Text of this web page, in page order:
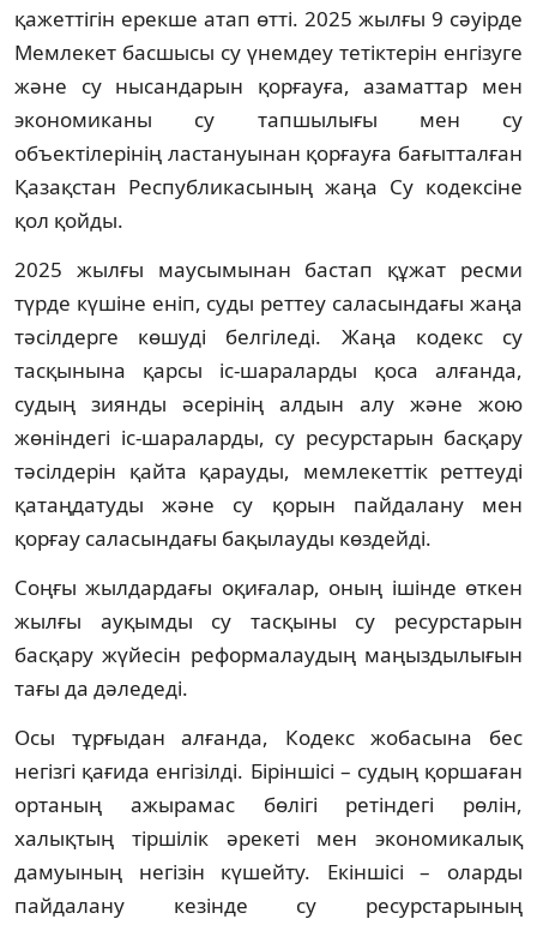
қажеттігін ерекше атап өтті. 2025 жылғы 9 сәуірде
Мемлекет басшысы су үнемдеу тетіктерін енгізуге
және су нысандарын қорғауға, азаматтар мен
экономиканы су тапшылығы мен су
объектілерінің ластануынан қорғауға бағытталған
Қазақстан Республикасының жаңа Су кодексіне
қол қойды.
2025 жылғы маусымынан бастап құжат ресми
түрде күшіне еніп, суды реттеу саласындағы жаңа
тәсілдерге көшуді белгіледі. Жаңа кодекс су
тасқынына қарсы іс-шараларды қоса алғанда,
судың зиянды әсерінің алдын алу және жою
жөніндегі іс-шараларды, су ресурстарын басқару
тәсілдерін қайта қарауды, мемлекеттік реттеуді
қатаңдатуды және су қорын пайдалану мен
қорғау саласындағы бақылауды көздейді.
Соңғы жылдардағы оқиғалар, оның ішінде өткен
жылғы ауқымды су тасқыны су ресурстарын
басқару жүйесін реформалаудың маңыздылығын
тағы да дәледеді.
Осы тұрғыдан алғанда, Кодекс жобасына бес
негізгі қағида енгізілді. Біріншісі – судың қоршаған
ортаның ажырамас бөлігі ретіндегі рөлін,
халықтың тіршілік әрекеті мен экономикалық
дамуының негізін күшейту. Екіншісі – оларды
пайдалану кезінде су ресурстарының